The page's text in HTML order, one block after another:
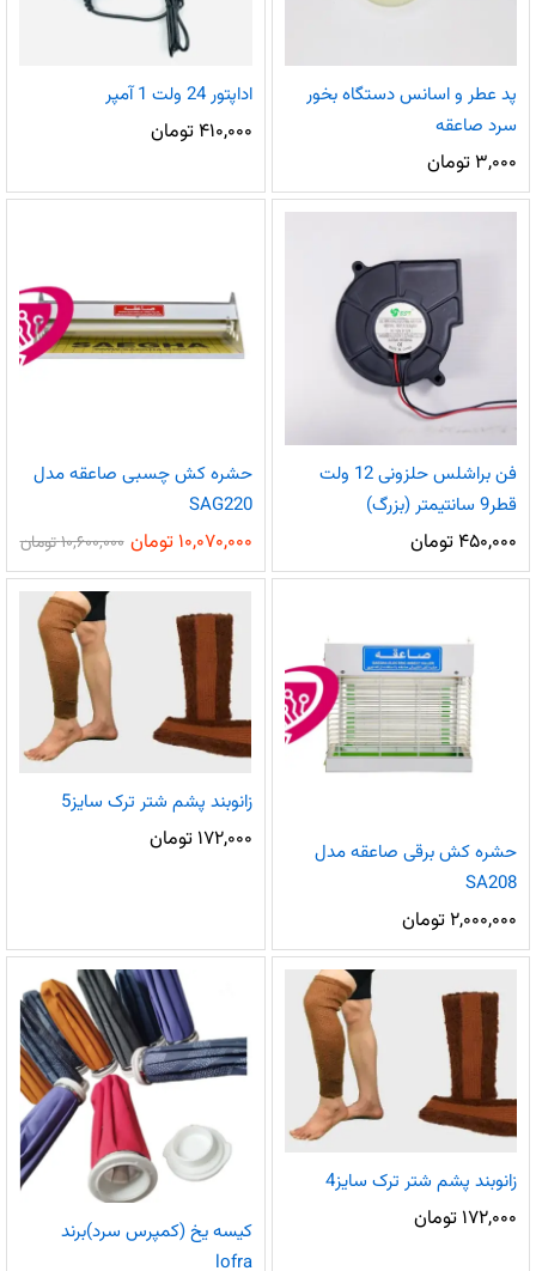
پد عطر و اسانس دستگاه بخور
سرد صاعقه
۳,۰۰۰ تومان
اداپتور 24 ولت 1 آمپر
۴۱۰,۰۰۰ تومان
فن براشلس حلزونی 12 ولت
قطر9 سانتیمتر (بزرگ)
۴۵۰,۰۰۰ تومان
حشره کش چسبی صاعقه مدل
SAG220
۱۰,۰۷۰,۰۰۰ تومان ۱۰,۶۰۰,۰۰۰تومان
حشره کش برقی صاعقه مدل
SA208
۲,۰۰۰,۰۰۰ تومان
زانوبند پشم شتر ترک سایز5
۱۷۲,۰۰۰ تومان
زانوبند پشم شتر ترک سایز4
۱۷۲,۰۰۰ تومان
کیسه یخ (کمپرس سرد)برند
lofra